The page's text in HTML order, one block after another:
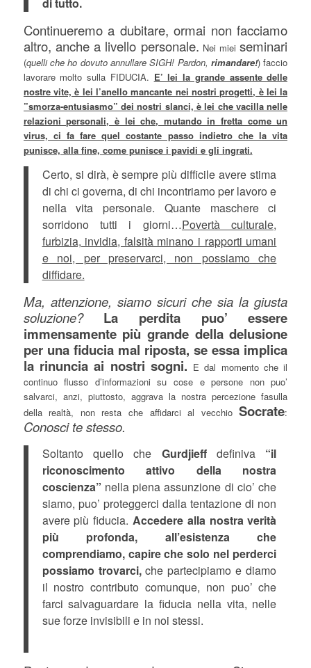
Continueremo a dubitare, ormai non facciamo
altro, anche a livello personale. Nei mieiseminari
(quelli che ho dovuto annullare SIGH! Pardon,rimandare!) faccio
lavorare molto sulla FIDUCIA. E’ lei la grande assente delle
nostre vite, è lei l’anello mancante nei nostri progetti, è lei la
”smorza-entusiasmo” dei nostri slanci, è lei che vacilla nelle
relazioni personali, è lei che, mutando in fretta come un
virus, ci fa fare quel costante passo indietro che la vita
punisce, alla fine, come punisce i pavidi e gli ingrati.
Certo, si dirà, è sempre più difficile avere stima
di chi ci governa, di chi incontriamo per lavoro e
nella vita personale. Quante maschere ci
sorridono tutti i giorni…Povertà culturale,
furbizia, invidia, falsità minano i rapporti umani
e noi, per preservarci, non possiamo che
diffidare.
Ma, attenzione, siamo sicuri che sia la giusta
soluzione?
La perdita puo’ essere
immensamente più grande della delusione
per una fiducia mal riposta, se essa implica
la rinuncia ai nostri sogni. E dal momento che il
continuo flusso d’informazioni su cose e persone non puo’
salvarci, anzi, piuttosto, aggrava la nostra percezione fasulla
della realtà, non resta che affidarci al vecchioSocrate:
Conosci te stesso.
Soltanto quello che Gurdjieffdefiniva “il
riconoscimento attivo della nostra
coscienza” nella piena assunzione di cio’ che
siamo, puo’ proteggerci dalla tentazione di non
avere più fiducia. Accedere alla nostra verità
più profonda, all’esistenza che
comprendiamo, capire che solo nel perderci
possiamo trovarci,che partecipiamo e diamo
il nostro contributo comunque, non puo’ che
farci salvaguardare la fiducia nella vita, nelle
sue forze invisibili e in noi stessi.